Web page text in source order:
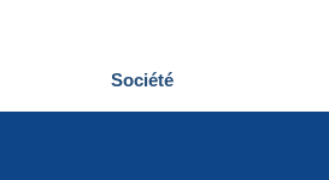
Société
Qui sommes-nous